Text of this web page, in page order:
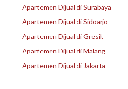
Apartemen Dijual di Surabaya
Apartemen Dijual di Sidoarjo
Apartemen Dijual di Gresik
Apartemen Dijual di Malang
Apartemen Dijual di Jakarta